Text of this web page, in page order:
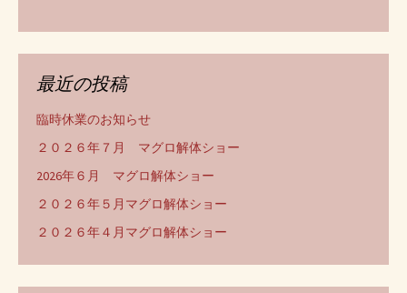
最近の投稿
臨時休業のお知らせ
２０２６年７月 マグロ解体ショー
2026年６月 マグロ解体ショー
２０２６年５月マグロ解体ショー
２０２６年４月マグロ解体ショー